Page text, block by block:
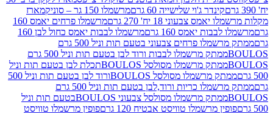
קינדר ג'וי שלישייה 60 גרם
מרשמלו 150 גר – סוניק
מארז
צבעוני 18 יח' 270 גרם
מרשמלו פרחים יאמס 160
יאמס 160 גרם
מרשמלו לבבות יאמס כחול לבן 160
ממתק מרשמלו פרחים צבעוני בטעם תות וניל 500 גרם
ממתק מרשמלו לבבות ורוד לבן בטעם תות וניל 500 גרם
ממתק מרשמלו מסולסל BOULOSתכלת לבן בטעם תות וניל
ממתק מרשמלו מסולסל BOULOSורוד לבן בטעם תות וניל 500
ממתק מרשמלו כריות ורוד,לבן בטעם תות וניל 500 גרם
ממתק מרשמלו מסולסל צבעוני BOULOSבטעם תות וניל
מרשמלו טוויסט אבטיח 120 גרם
פופין מרשמלו טוויסט